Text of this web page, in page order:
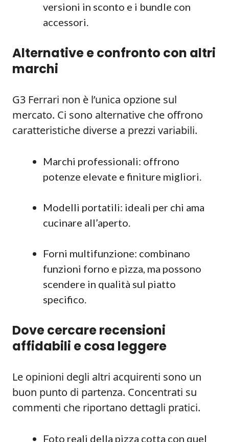
versioni in sconto e i bundle con
accessori.
Alternative e confronto con altri
marchi
G3 Ferrari non è l’unica opzione sul
mercato. Ci sono alternative che offrono
caratteristiche diverse a prezzi variabili.
Marchi professionali: offrono
potenze elevate e finiture migliori.
Modelli portatili: ideali per chi ama
cucinare all’aperto.
Forni multifunzione: combinano
funzioni forno e pizza, ma possono
scendere in qualità sul piatto
specifico.
Dove cercare recensioni
affidabili e cosa leggere
Le opinioni degli altri acquirenti sono un
buon punto di partenza. Concentrati su
commenti che riportano dettagli pratici.
Foto reali della pizza cotta con quel